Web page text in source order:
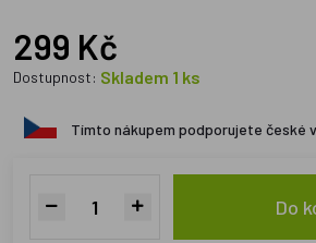
299 Kč
Dostupnost: Skladem 1 ks
Tímto nákupem podporujete české
Do